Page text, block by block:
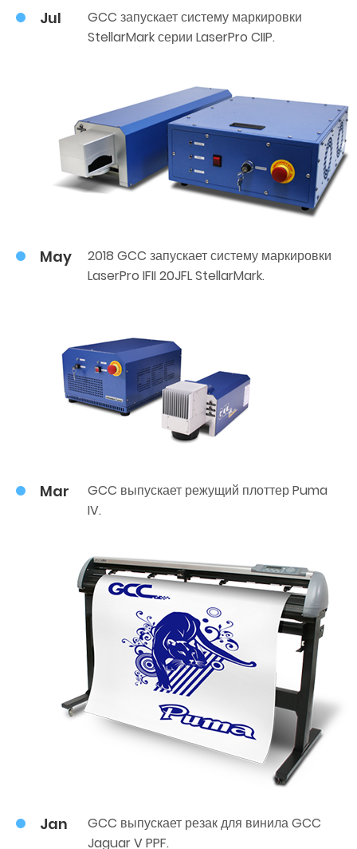
Jul
GCC запускает систему маркировки
StellarMark серии LaserPro CIIP.
May
2018 GCC запускает систему маркировки
LaserPro IFII 20JFL StellarMark.
Mar
GCC выпускает режущий плоттер Puma
IV.
Jan
GCC выпускает резак для винила GCC
Jaguar V PPF.